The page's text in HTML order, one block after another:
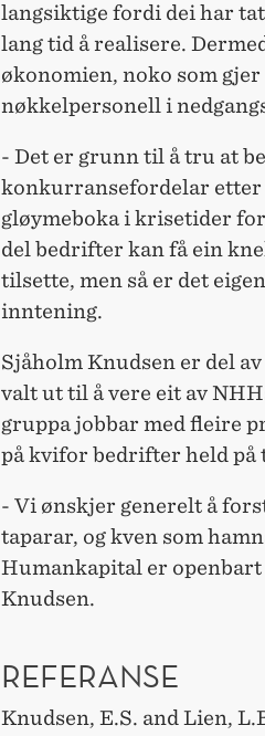
langsiktige fordi dei har
lang tid å realisere.
økonomien, noko som
nøkkelpersonell i
- Det er grunn til å tru at
konkurransefordelar etter
gløymeboka i krisetider
del bedrifter kan få ein
tilsette, men så er det
inntening.
Sjåholm Knudsen er del
valt ut til å vere eit av
gruppa jobbar med fleire
på kvifor bedrifter held på
- Vi ønskjer generelt å
taparar, og kven som
Humankapital er
Knudsen.
REFERANSE
Knudsen, E.S. and Lien,